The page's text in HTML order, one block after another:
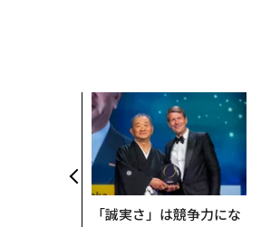
「誠実さ」は競争力にな